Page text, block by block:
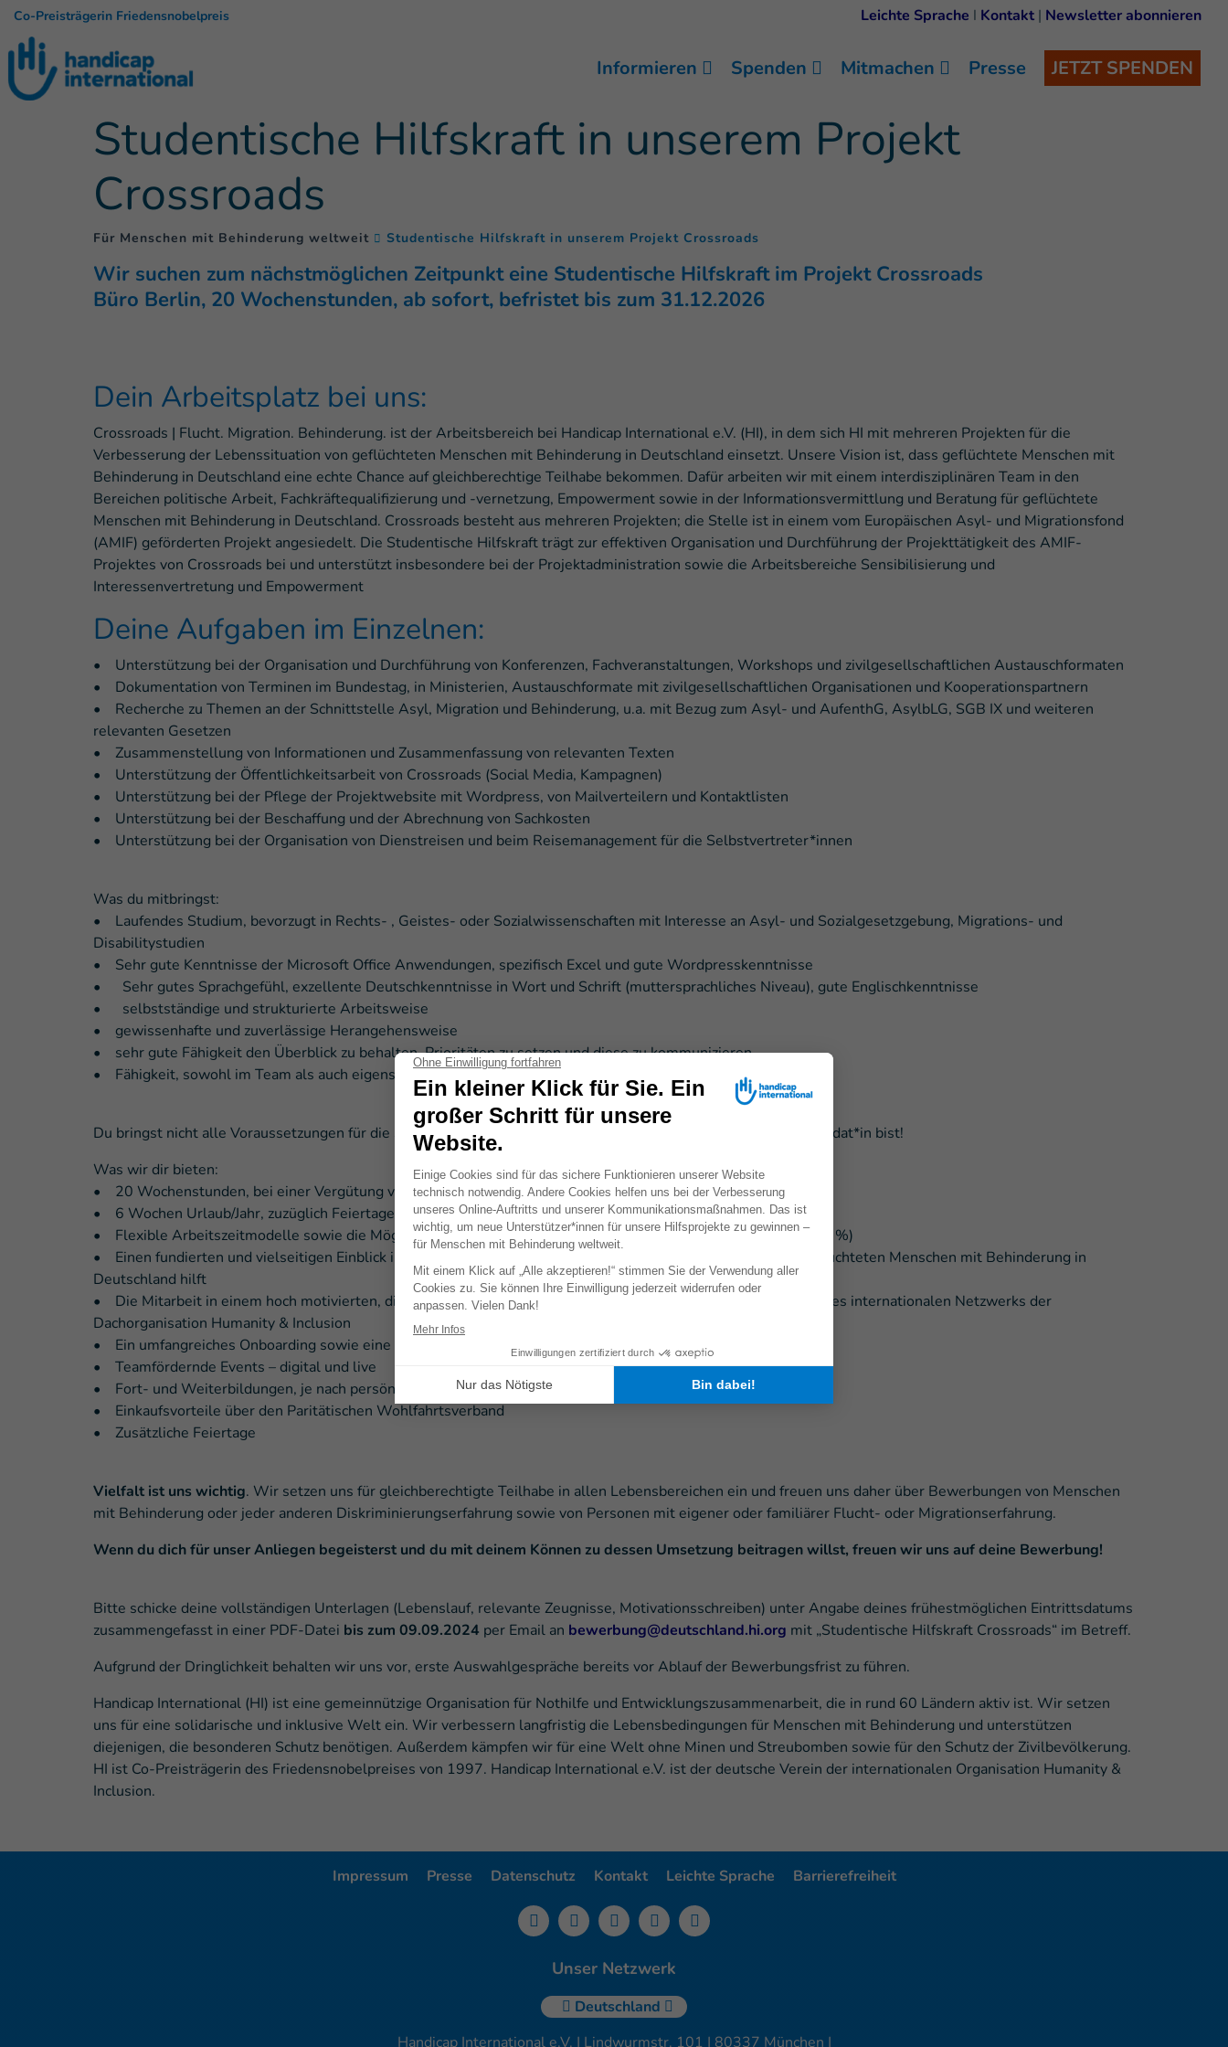
Co-Preisträgerin Friedensnobelpreis Leichte Sprache I Kontakt | Newsletter abonnieren
Informieren Spenden Mitmachen Presse JETZT SPENDEN
Studentische Hilfskraft in unserem Projekt
Crossroads
Für Menschen mit Behinderung weltweit Studentische Hilfskraft in unserem Projekt Crossroads
Wir suchen zum nächstmöglichen Zeitpunkt eine Studentische Hilfskraft im Projekt Crossroads
Büro Berlin, 20 Wochenstunden, ab sofort, befristet bis zum 31.12.2026
Dein Arbeitsplatz bei uns:
Crossroads | Flucht. Migration. Behinderung. ist der Arbeitsbereich bei Handicap International e.V. (HI), in dem sich HI mit mehreren Projekten für die
Verbesserung der Lebenssituation von geflüchteten Menschen mit Behinderung in Deutschland einsetzt. Unsere Vision ist, dass geflüchtete Menschen mit
Behinderung in Deutschland eine echte Chance auf gleichberechtige Teilhabe bekommen. Dafür arbeiten wir mit einem interdisziplinären Team in den
Bereichen politische Arbeit, Fachkräftequalifizierung und -vernetzung, Empowerment sowie in der Informationsvermittlung und Beratung für geflüchtete
Menschen mit Behinderung in Deutschland. Crossroads besteht aus mehreren Projekten; die Stelle ist in einem vom Europäischen Asyl- und Migrationsfond
(AMIF) geförderten Projekt angesiedelt. Die Studentische Hilfskraft trägt zur effektiven Organisation und Durchführung der Projekttätigkeit des AMIF-
Projektes von Crossroads bei und unterstützt insbesondere bei der Projektadministration sowie die Arbeitsbereiche Sensibilisierung und
Interessenvertretung und Empowerment
Deine Aufgaben im Einzelnen:
• Unterstützung bei der Organisation und Durchführung von Konferenzen, Fachveranstaltungen, Workshops und zivilgesellschaftlichen Austauschformaten
• Dokumentation von Terminen im Bundestag, in Ministerien, Austauschformate mit zivilgesellschaftlichen Organisationen und Kooperationspartnern
• Recherche zu Themen an der Schnittstelle Asyl, Migration und Behinderung, u.a. mit Bezug zum Asyl- und AufenthG, AsylbLG, SGB IX und weiteren
relevanten Gesetzen
• Zusammenstellung von Informationen und Zusammenfassung von relevanten Texten
• Unterstützung der Öffentlichkeitsarbeit von Crossroads (Social Media, Kampagnen)
• Unterstützung bei der Pflege der Projektwebsite mit Wordpress, von Mailverteilern und Kontaktlisten
• Unterstützung bei der Beschaffung und der Abrechnung von Sachkosten
• Unterstützung bei der Organisation von Dienstreisen und beim Reisemanagement für die Selbstvertreter*innen
Was du mitbringst:
• Laufendes Studium, bevorzugt in Rechts- , Geistes- oder Sozialwissenschaften mit Interesse an Asyl- und Sozialgesetzgebung, Migrations- und
Disabilitystudien
• Sehr gute Kenntnisse der Microsoft Office Anwendungen, spezifisch Excel und gute Wordpresskenntnisse
• Sehr gutes Sprachgefühl, exzellente Deutschkenntnisse in Wort und Schrift (muttersprachliches Niveau), gute Englischkenntnisse
• selbstständige und strukturierte Arbeitsweise
• gewissenhafte und zuverlässige Herangehensweise
• sehr gute Fähigkeit den Überblick zu behalten, Prioritäten zu setzen und diese zu kommunizieren
• Fähigkeit, sowohl im Team als auch eigenständig Arbeitsergebnisse zu erzielen
Du bringst nicht alle Voraussetzungen für die Stelle mit? Überzeuge uns, dass du dennoch der*die richtige Kandidat*in bist!
Was wir dir bieten:
• 20 Wochenstunden, bei einer Vergütung von 14 Euro/Std/ Bachelor, oder 15 Euro/Std/ Master
• 6 Wochen Urlaub/Jahr, zuzüglich Feiertage
• Flexible Arbeitszeitmodelle sowie die Möglichkeit des mobilen Arbeitens (ca. 40 %) im Berliner Büro (ca. 60 %)
• Einen fundierten und vielseitigen Einblick in unsere Projekttätigkeit und eine sinnstiftende Aufgabe, die Geflüchteten Menschen mit Behinderung in
Deutschland hilft
• Die Mitarbeit in einem hoch motivierten, diversen Team mit flachen Hierarchien in Deutschland und als Teil des internationalen Netzwerks der
Dachorganisation Humanity & Inclusion
• Ein umfangreiches Onboarding sowie eine offene Feedbackkultur
• Teamfördernde Events – digital und live
• Fort- und Weiterbildungen, je nach persönlichen Fähigkeiten und Entwicklungspotentialen
• Einkaufsvorteile über den Paritätischen Wohlfahrtsverband
• Zusätzliche Feiertage
Vielfalt ist uns wichtig. Wir setzen uns für gleichberechtigte Teilhabe in allen Lebensbereichen ein und freuen uns daher über Bewerbungen von Menschen
mit Behinderung oder jeder anderen Diskriminierungserfahrung sowie von Personen mit eigener oder familiärer Flucht- oder Migrationserfahrung.
Wenn du dich für unser Anliegen begeisterst und du mit deinem Können zu dessen Umsetzung beitragen willst, freuen wir uns auf deine Bewerbung!
Bitte schicke deine vollständigen Unterlagen (Lebenslauf, relevante Zeugnisse, Motivationsschreiben) unter Angabe deines frühestmöglichen Eintrittsdatums
zusammengefasst in einer PDF-Datei bis zum 09.09.2024 per Email an bewerbung@deutschland.hi.org mit „Studentische Hilfskraft Crossroads“ im Betreff.
Aufgrund der Dringlichkeit behalten wir uns vor, erste Auswahlgespräche bereits vor Ablauf der Bewerbungsfrist zu führen.
Handicap International (HI) ist eine gemeinnützige Organisation für Nothilfe und Entwicklungszusammenarbeit, die in rund 60 Ländern aktiv ist. Wir setzen
uns für eine solidarische und inklusive Welt ein. Wir verbessern langfristig die Lebensbedingungen für Menschen mit Behinderung und unterstützen
diejenigen, die besonderen Schutz benötigen. Außerdem kämpfen wir für eine Welt ohne Minen und Streubomben sowie für den Schutz der Zivilbevölkerung.
HI ist Co-Preisträgerin des Friedensnobelpreises von 1997. Handicap International e.V. ist der deutsche Verein der internationalen Organisation Humanity &
Inclusion.
Impressum Presse Datenschutz Kontakt Leichte Sprache Barrierefreiheit
Unser Netzwerk
Deutschland
Handicap International e.V. | Lindwurmstr. 101 | 80337 München |